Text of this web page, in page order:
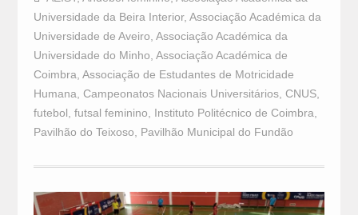
Universidade da Beira Interior, Associação Académica da
Universidade de Aveiro Associação Académica da
Universidade do Minho Associação Académica de
Coimbra Associação de Estudantes de Motricidade
Humana Campeonatos Nacionais Universitários, CNUS,
futebol futsal feminino Instituto Politécnico de Coimbra
Pavilhão do Teixoso
Pavilhão Municipal do Fundão